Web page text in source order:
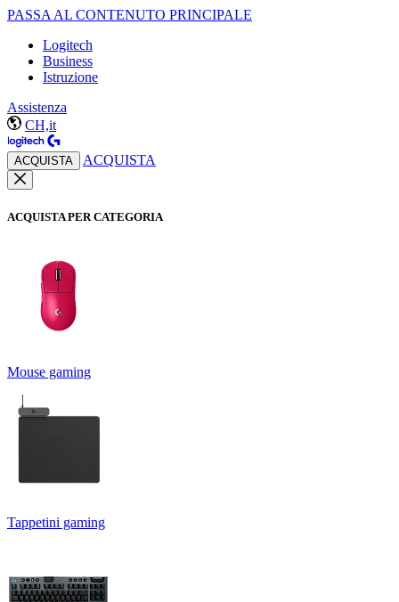
PASSA AL CONTENUTO PRINCIPALE
Logitech
Business
Istruzione
Assistenza
CH,it
ACQUISTA ACQUISTA
ACQUISTA PER CATEGORIA
Mouse gaming
Tappetini gaming